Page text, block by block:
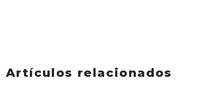
Artículos relacionados